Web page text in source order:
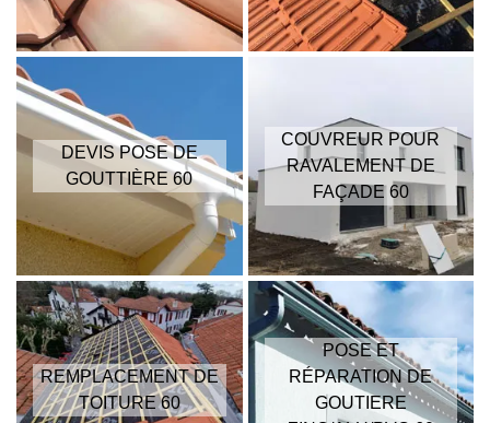
DEVIS POSE DE
GOUTTIÈRE 60
COUVREUR POUR
RAVALEMENT DE
FAÇADE 60
REMPLACEMENT DE
TOITURE 60
POSE ET
RÉPARATION DE
GOUTIERE